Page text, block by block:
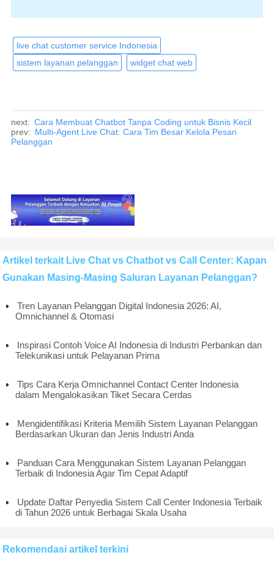
live chat customer service Indonesia
sistem layanan pelanggan
widget chat web
next: Cara Membuat Chatbot Tanpa Coding untuk Bisnis Kecil
prev: Multi-Agent Live Chat: Cara Tim Besar Kelola Pesan
Pelanggan
Artikel terkait Live Chat vs Chatbot vs Call Center: Kapan
Gunakan Masing-Masing Saluran Layanan Pelanggan?
Tren Layanan Pelanggan Digital Indonesia 2026: AI,
Omnichannel & Otomasi
Inspirasi Contoh Voice AI Indonesia di Industri Perbankan dan
Telekunikasi untuk Pelayanan Prima
Tips Cara Kerja Omnichannel Contact Center Indonesia
dalam Mengalokasikan Tiket Secara Cerdas
Mengidentifikasi Kriteria Memilih Sistem Layanan Pelanggan
Berdasarkan Ukuran dan Jenis Industri Anda
Panduan Cara Menggunakan Sistem Layanan Pelanggan
Terbaik di Indonesia Agar Tim Cepat Adaptif
Update Daftar Penyedia Sistem Call Center Indonesia Terbaik
di Tahun 2026 untuk Berbagai Skala Usaha
Rekomendasi artikel terkini